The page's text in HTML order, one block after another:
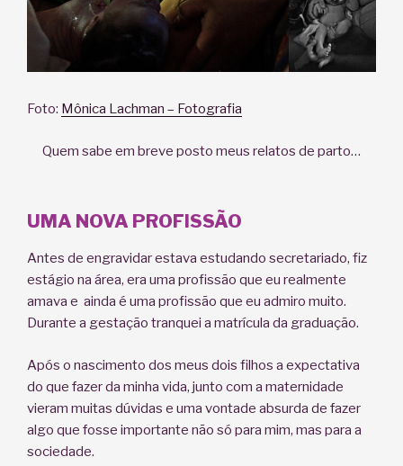
Foto: Mônica Lachman – Fotografia
Quem sabe em breve posto meus relatos de parto…
UMA NOVA PROFISSÃO
Antes de engravidar estava estudando secretariado, fiz
estágio na área, era uma profissão que eu realmente
amava e ainda é uma profissão que eu admiro muito.
Durante a gestação tranquei a matrícula da graduação.
Após o nascimento dos meus dois filhos a expectativa
do que fazer da minha vida, junto com a maternidade
vieram muitas dúvidas e uma vontade absurda de fazer
algo que fosse importante não só para mim, mas para a
sociedade.